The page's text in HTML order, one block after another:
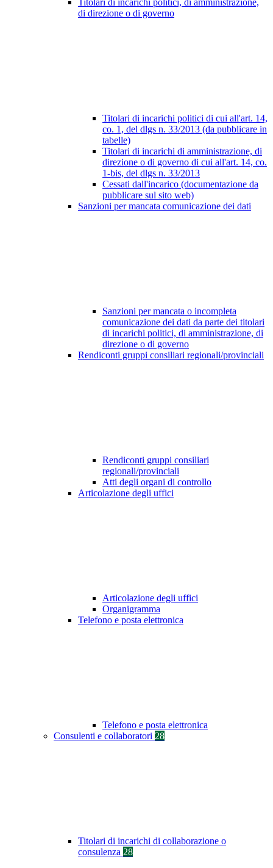
Titolari di incarichi politici, di amministrazione,
di direzione o di governo
Titolari di incarichi politici di cui all'art. 14,
co. 1, del dlgs n. 33/2013 (da pubblicare in
tabelle)
Titolari di incarichi di amministrazione, di
direzione o di governo di cui all'art. 14, co.
1-bis, del dlgs n. 33/2013
Cessati dall'incarico (documentazione da
pubblicare sul sito web)
Sanzioni per mancata comunicazione dei dati
Sanzioni per mancata o incompleta
comunicazione dei dati da parte dei titolari
di incarichi politici, di amministrazione, di
direzione o di governo
Rendiconti gruppi consiliari regionali/provinciali
Rendiconti gruppi consiliari
regionali/provinciali
Atti degli organi di controllo
Articolazione degli uffici
Articolazione degli uffici
Organigramma
Telefono e posta elettronica
Telefono e posta elettronica
Consulenti e collaboratori 28
Titolari di incarichi di collaborazione o
consulenza 28